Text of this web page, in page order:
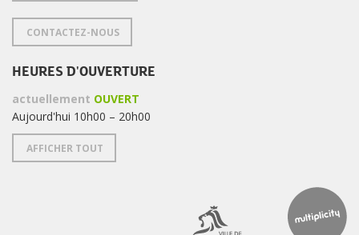
CONTACTEZ-NOUS
HEURES D'OUVERTURE
actuellement OUVERT
Aujourd'hui 10h00 – 20h00
AFFICHER TOUT